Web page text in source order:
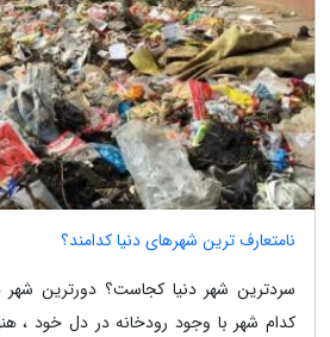
نامتعارف ترین شهرهای دنیا کدامند؟
سردترین شهر دنیا کجاست؟ دورترین شهر
کدام شهر با وجود رودخانه در دل خود ،